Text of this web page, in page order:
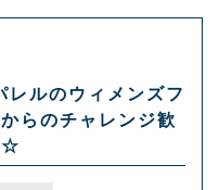
ルのウィメンズフ
らのチャレンジ歓
☆